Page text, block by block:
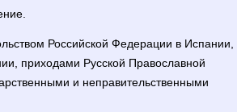
Российской Федерации в Испании,
приходами Русской Православной
и неправительственными